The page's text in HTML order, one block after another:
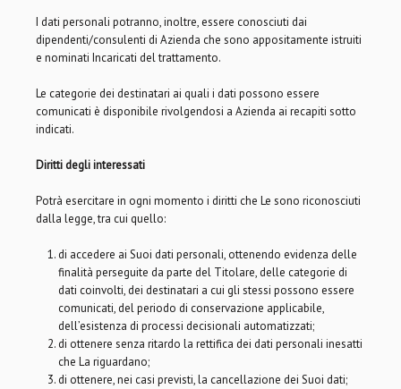
I dati personali potranno, inoltre, essere conosciuti dai
dipendenti/consulenti di Azienda che sono appositamente istruiti
e nominati Incaricati del trattamento.
Le categorie dei destinatari ai quali i dati possono essere
comunicati è disponibile rivolgendosi a Azienda ai recapiti sotto
indicati.
Diritti degli interessati
Potrà esercitare in ogni momento i diritti che Le sono riconosciuti
dalla legge, tra cui quello:
di accedere ai Suoi dati personali, ottenendo evidenza delle
finalità perseguite da parte del Titolare, delle categorie di
dati coinvolti, dei destinatari a cui gli stessi possono essere
comunicati, del periodo di conservazione applicabile,
dell’esistenza di processi decisionali automatizzati;
di ottenere senza ritardo la rettifica dei dati personali inesatti
che La riguardano;
di ottenere, nei casi previsti, la cancellazione dei Suoi dati;